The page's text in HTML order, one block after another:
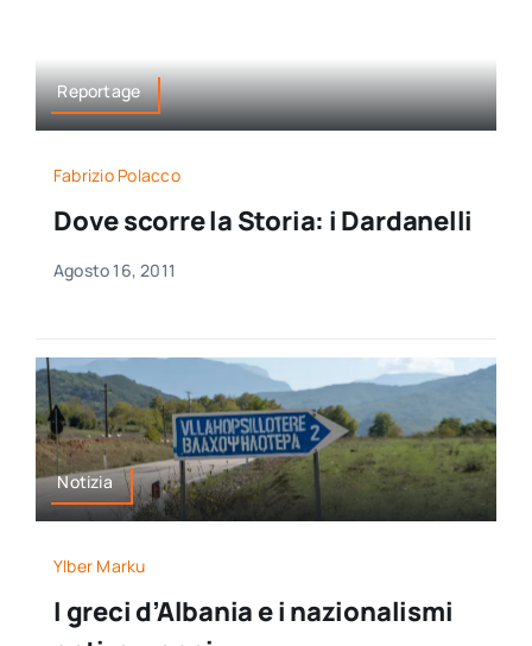
Reportage
Fabrizio Polacco
Dove scorre la Storia: i Dardanelli
Agosto 16, 2011
Notizia
Ylber Marku
I greci d’Albania e i nazionalismi